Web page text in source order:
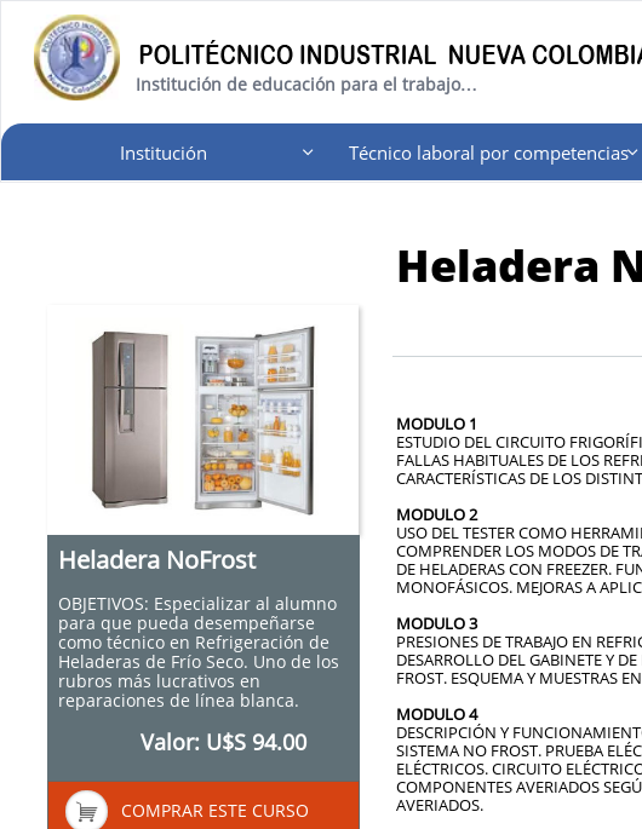
Institución de educación para el trabajo…
Institución  Técnico laboral por competencias
MODULO 1
ESTUDIO DEL CIRCUITO
FALLAS HABITUALES DE LOS
CARACTERÍSTICAS DE LOS
MODULO 2
USO DEL TESTER COMO
COMPRENDER LOS MODOS DE
DE HELADERAS CON FREEZER.
MONOFÁSICOS. MEJORAS A
MODULO 3
PRESIONES DE TRABAJO EN
DESARROLLO DEL GABINETE Y
FROST. ESQUEMA Y MUESTRAS
MODULO 4
DESCRIPCIÓN Y
SISTEMA NO FROST. PRUEBA
ELÉCTRICOS. CIRCUITO
COMPONENTES AVERIADOS
AVERIADOS.
Heladera NoFrost
OBJETIVOS: Especializar al alumno
para que pueda desempeñarse
como técnico en Refrigeración de
Heladeras de Frío Seco. Uno de los
rubros más lucrativos en
reparaciones de línea blanca.
Valor: U$S 94.00
COMPRAR ESTE CURSO

Heladera